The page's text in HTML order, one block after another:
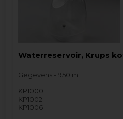
Waterreservoir, Krups
Gegevens - 950 ml
KP1000
KP1002
KP1006